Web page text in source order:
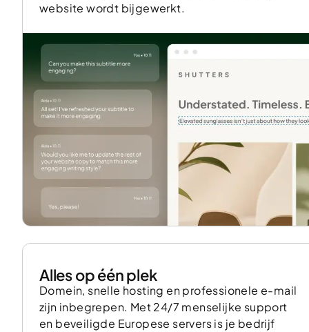
website wordt bijgewerkt.
Alles op één plek
Domein, snelle hosting en professionele e-mail
zijn inbegrepen. Met 24/7 menselijke support
en beveiligde Europese servers is je bedrijf